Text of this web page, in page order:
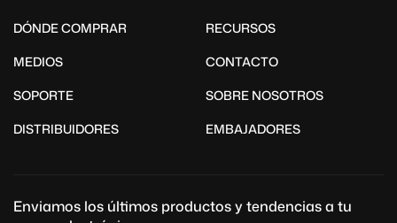
DÓNDE COMPRAR
RECURSOS
MEDIOS
CONTACTO
SOPORTE
SOBRE NOSOTROS
DISTRIBUIDORES
EMBAJADORES
Enviamos los últimos productos y tendencias a tu